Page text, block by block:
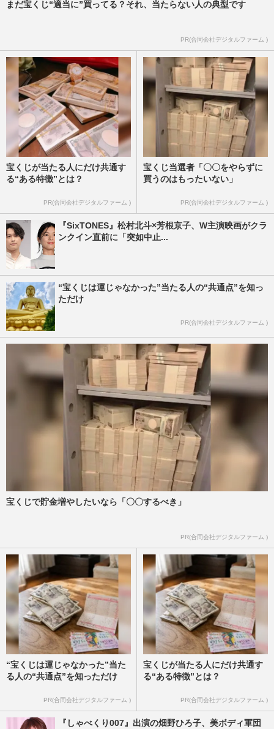
まだ宝くじ“適当に”買ってる？それ、当たらない人の典型です
PR(合同会社デジタルファーム )
宝くじが当たる人にだけ共通す
る“ある特徴”とは？
PR(合同会社デジタルファーム )
宝くじ当選者「〇〇をやらずに
買うのはもったいない」
PR(合同会社デジタルファーム )
『SixTONES』松村北斗×芳根京子、W主演映画がクラ
ンクイン直前に「突如中止...
“宝くじは運じゃなかった”当たる人の“共通点”を知っ
ただけ
PR(合同会社デジタルファーム )
宝くじで貯金増やしたいなら「〇〇するべき」
PR(合同会社デジタルファーム )
“宝くじは運じゃなかった”当た
る人の“共通点”を知っただけ
PR(合同会社デジタルファーム )
宝くじが当たる人にだけ共通す
る“ある特徴”とは？
PR(合同会社デジタルファーム )
『しゃべくり007』出演の畑野ひろ子、美ボディ軍団